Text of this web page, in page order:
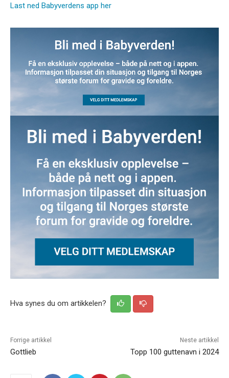
Last ned Babyverdens app her
Hva synes du om artikkelen?
Forrige artikkel
Gottlieb
Neste artikkel
Topp 100 guttenavn i 2024